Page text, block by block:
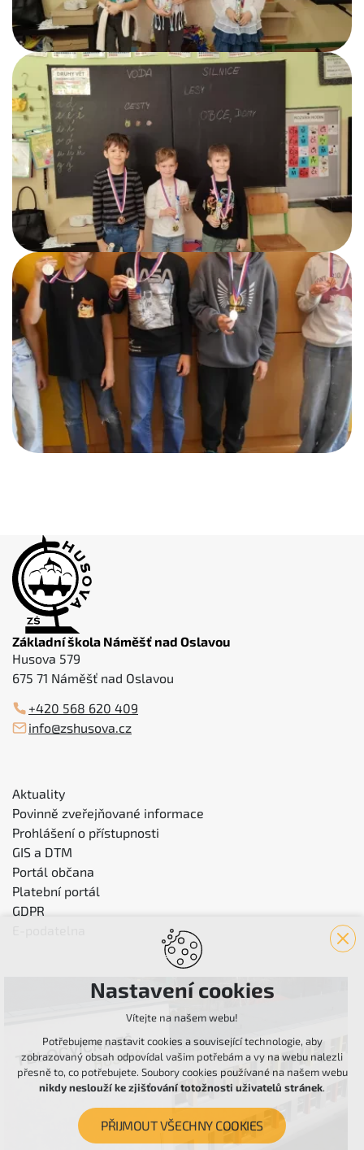
Základní škola Náměšť nad Oslavou
Husova 579
675 71 Náměšť nad Oslavou
+420 568 620 409
info@zshusova.cz
Aktuality
Povinně zveřejňované informace
Prohlášení o přístupnosti
GIS a DTM
Portál občana
Platební portál
GDPR
Nastavení cookies
Vítejte na našem webu!
Potřebujeme nastavit cookies a související technologie, aby
zobrazovaný obsah odpovídal vašim potřebám a vy na webu nalezli
přesně to, co potřebujete. Soubory cookies používané na našem webu
nikdy neslouží ke zjišťování totožnosti uživatelů stránek.
PŘIJMOUT VŠECHNY COOKIES